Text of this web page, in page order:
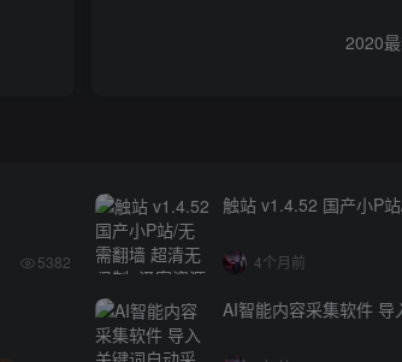
2020
5382
触站 v1.4.52 国产小P
4个月前
AI智能内容采集软件